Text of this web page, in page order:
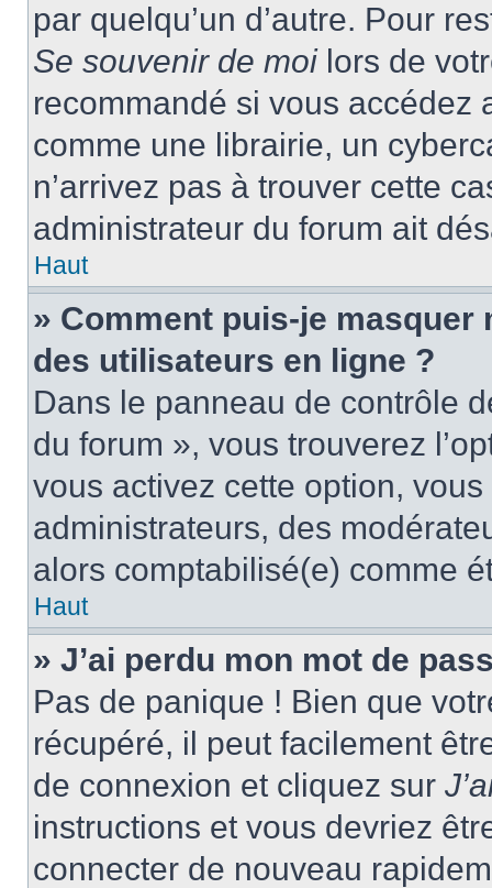
par quelqu’un d’autre. Pour
Se souvenir de moilors de
recommandé si vous accédez
comme une librairie, un
n’arrivez pas à trouver cette
administrateur du forum ait
Haut
» Comment puis-je masquer
des utilisateurs en ligne ?
Dans le panneau de contrôle
du forum », vous trouverez
vous activez cette option,
administrateurs, des
alors comptabilisé(e) comme
Haut
» J’ai perdu mon mot de
Pas de panique ! Bien que
récupéré, il peut facilement
de connexion et cliquez sur
instructions et vous devriez
connecter de nouveau